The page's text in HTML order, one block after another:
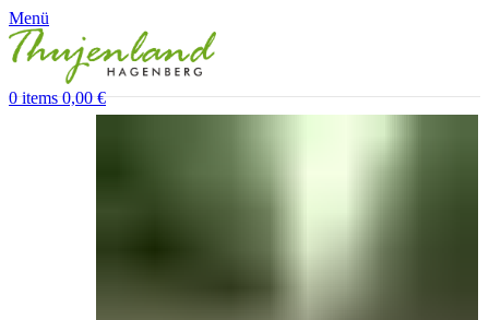
Menü
0items 0,00€